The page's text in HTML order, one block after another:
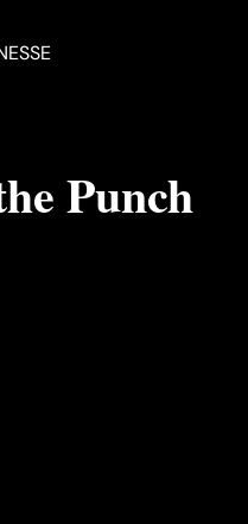
Punch